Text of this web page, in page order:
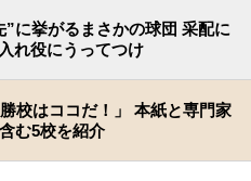
”に挙がるまさかの球団 采配に
れ役にうってつけ
校はココだ！」 本紙と専門家
む5校を紹介